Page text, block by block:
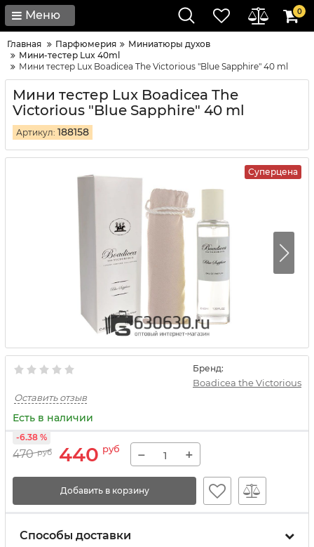
Меню 0
Главная Парфюмерия
Миниатюры духов
Мини-тестер Lux 40ml
Мини тестер Lux Boadicea The Victorious "Blue Sapphire" 40 ml
Мини тестер Lux Boadicea The
Victorious "Blue Sapphire" 40 ml
Артикул: 188158
Суперцена
Бренд:
Boadicea the Victorious
Оставить отзыв
Есть в наличии
470 руб 440 руб
-6.38 %
− +
Добавить в корзину
Способы доставки